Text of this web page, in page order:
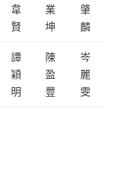
韋
賢
業
坤
肇
麟
譚
穎
明
陳
盈
豐
岑
麗
雯